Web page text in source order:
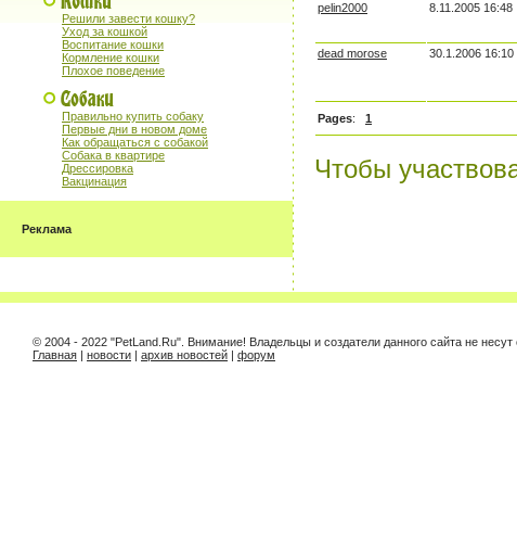
Решили завести кошку?
Уход за кошкой
Воспитание кошки
Кормление кошки
Плохое поведение
Правильно купить собаку
Первые дни в новом доме
Как обращаться с собакой
Собака в квартире
Дрессировка
Вакцинация
Реклама
pelin2000 8.11.2005 16:48
dead morose
30.1.2006 16:10
Pages: 1
Чтобы
© 2004 - 2022 "PetLand.Ru". Внимание! Владельцы и создатели данного сайта не
Главная | новости | архив новостей | форум